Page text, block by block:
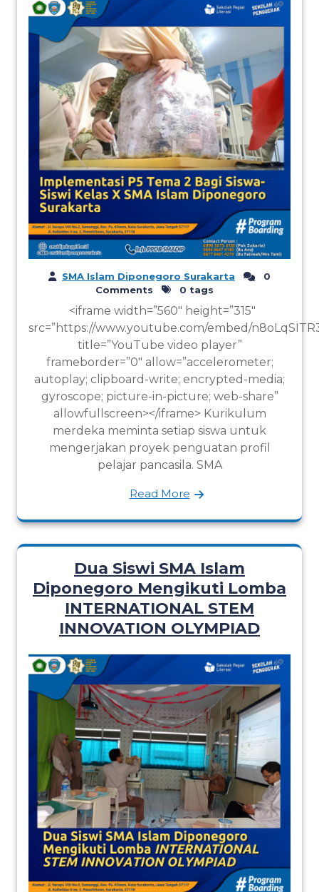
SMA Islam Diponegoro Surakarta
0
Comments
0 tags
<iframe width=”560″ height=”315″
src=”https://www.youtube.com/embed/
title=”YouTube video player”
frameborder=”0″ allow=”accelerometer;
autoplay; clipboard-write; encrypted-media;
gyroscope; picture-in-picture; web-share”
allowfullscreen></iframe> Kurikulum
merdeka meminta setiap siswa untuk
mengerjakan proyek penguatan profil
pelajar pancasila. SMA
Read More
Dua Siswi SMA Islam
Diponegoro Mengikuti Lomba
INTERNATIONAL STEM
INNOVATION OLYMPIAD